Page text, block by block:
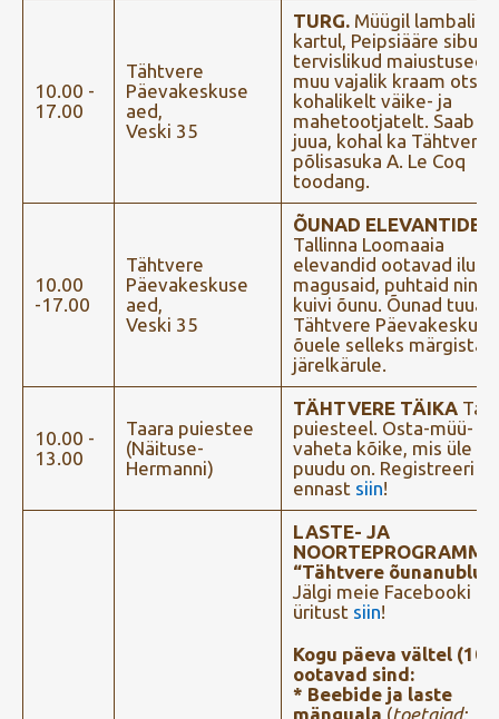
10.00 -
17.00
Tähtvere
Päevakeskuse
aed,
Veski 35
TURG. Müügil lambaliha,
kartul, Peipsiääre sibul,
tervislikud maiustused
muu vajalik kraam otse
kohalikelt väike- ja
mahetootjatelt. Saab
juua, kohal ka Tähtvere
põlisasuka A. Le Coq
toodang.
10.00
-17.00
Tähtvere
Päevakeskuse
aed,
Veski 35
ÕUNAD
Tallinna Loomaaia
elevandid ootavad
magusaid, puhtaid ning
kuivi õunu. Õunad tuua
Tähtvere Päevakeskuse
õuele selleks
järelkärule.
10.00 -
13.00
Taara puiestee
(Näituse-
Hermanni)
TÄHTVERE TÄIKA
puiesteel. Osta-müü-
vaheta kõike, mis üle
puudu on. Registreeri
ennast siin!
LASTE- JA
NOORTEPROGRAMM
“Tähtvere
Jälgi meie Facebooki
üritust siin!
Kogu päeva vältel (10-
ootavad sind:
* Beebide ja laste
mänguala (toetajad: